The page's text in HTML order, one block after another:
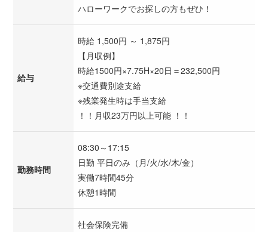
ハローワークでお探しの方もぜひ！
給与
時給 1,500円 ～ 1,875円
【月収例】
時給1500円×7.75H×20日＝232,500円
※交通費別途支給
※残業発生時は手当支給
！！月収23万円以上可能 ！！
勤務時間
08:30～17:15
日勤 平日のみ（月/火/水/木/金）
実働7時間45分
休憩1時間
社会保険完備